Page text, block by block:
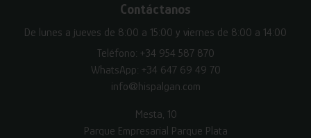
Contáctanos
De lunes a jueves de 8:00 a 15:00 y viernes de 8:00 a 14:00
Teléfono: +34 954 587 870
WhatsApp: +34 647 69 49 70
info@hispalgan.com
Mesta, 10
Parque Empresarial Parque Plata